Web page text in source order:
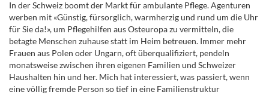
In der Schweiz boomt der Markt für ambulante Pflege. Agenturen
werben mit «Günstig, fürsorglich, warmherzig und rund um die Uhr
für Sie da!», um Pflegehilfen aus Osteuropa zu vermitteln, die
betagte Menschen zuhause statt im Heim betreuen. Immer mehr
Frauen aus Polen oder Ungarn, oft überqualifiziert, pendeln
monatsweise zwischen ihren eigenen Familien und Schweizer
Haushalten hin und her. Mich hat interessiert, was passiert, wenn
eine völlig fremde Person so tief in eine Familienstruktur